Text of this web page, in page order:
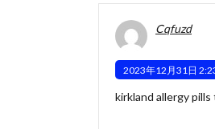
Cqfuzd
2023年12月31日
kirkland allergy